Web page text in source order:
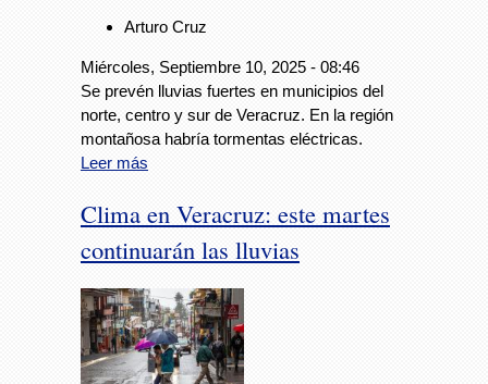
Arturo Cruz
Miércoles, Septiembre 10, 2025 - 08:46
Se prevén lluvias fuertes en municipios del
norte, centro y sur de Veracruz. En la región
montañosa habría tormentas eléctricas.
Leer más
Clima en Veracruz: este martes
continuarán las lluvias